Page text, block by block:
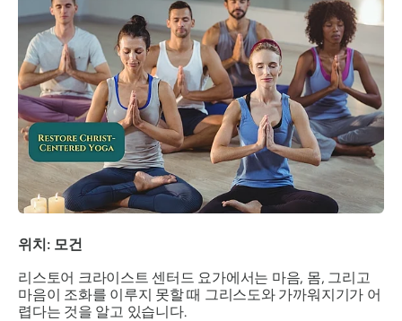
위치: 모건
리스토어 크라이스트 센터드 요가에서는 마음, 몸, 그리고
마음이 조화를 이루지 못할 때 그리스도와 가까워지기가 어
렵다는 것을 알고 있습니다.